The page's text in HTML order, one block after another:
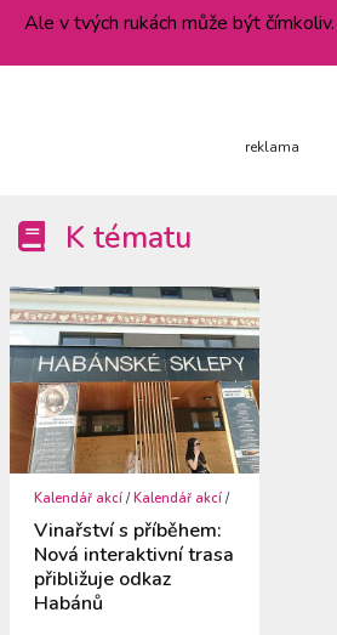
Ale v tvých rukách může být čímkoliv.
reklama
K tématu
Kalendář akcí /Kalendář akcí /
Vinařství s příběhem:
Nová interaktivní trasa
přibližuje odkaz
Habánů